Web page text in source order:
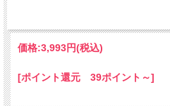
価格:3,993円(税込)
[ポイント還元 39ポイント～]